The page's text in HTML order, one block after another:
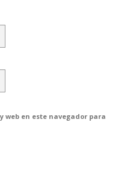
web en este navegador para